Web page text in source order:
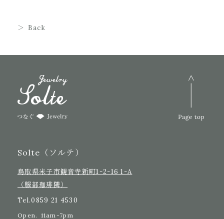
Back
Solte（ソルテ）
鳥取県米子市観音寺新町1-2-16 1-A
（服部珈琲隣）
Tel.0859 21 4530
Open. 11am-7pm